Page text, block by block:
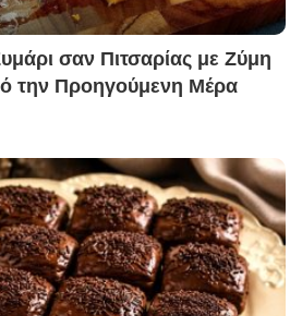
σαν Πιτσαρίας με Ζύμη
την Προηγούμενη Μέρα